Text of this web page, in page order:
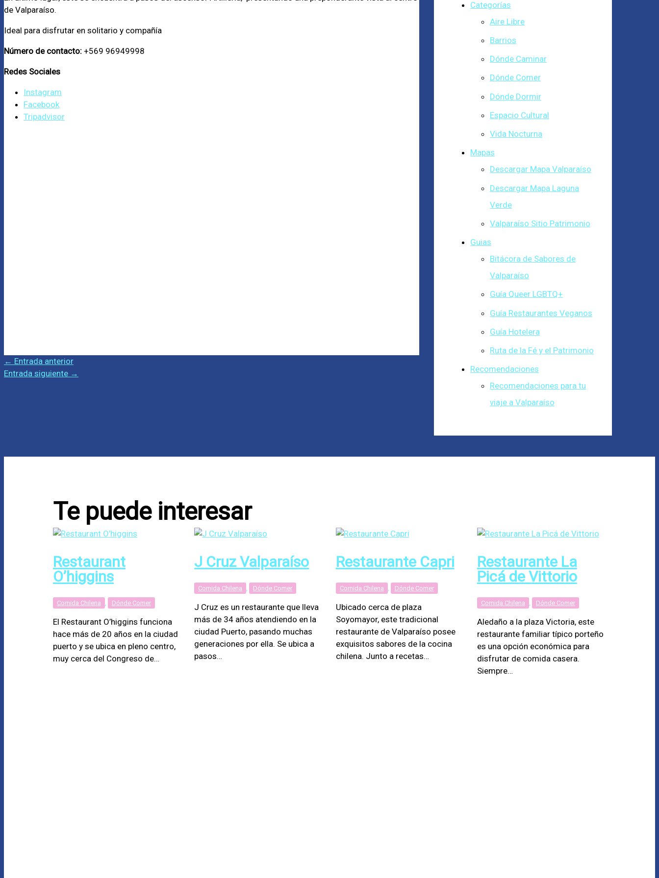
de Valparaíso.
Ideal para disfrutar en solitario y compañía
Número de contacto: +569 96949998
Redes Sociales
Instagram
Facebook
Tripadvisor
← Entrada anterior
Entrada siguiente →
Categorías
Aire Libre
Barrios
Dónde Caminar
Dónde Comer
Dónde Dormir
Espacio Cultural
Vida Nocturna
Mapas
Descargar Mapa Valparaíso
Descargar Mapa Laguna
Verde
Valparaíso Sitio Patrimonio
Guias
Bitácora de Sabores de
Valparaíso
Guía Queer LGBTQ+
Guía Restaurantes Veganos
Guía Hotelera
Ruta de la Fé y el Patrimonio
Recomendaciones
Recomendaciones para tu
viaje a Valparaíso
Te puede interesar
Restaurant
O’higgins
Comida Chilena Dónde Comer
El Restaurant O’higgins funciona
hace más de 20 años en la ciudad
puerto y se ubica en pleno centro,
muy cerca del Congreso de…
J Cruz Valparaíso
Comida Chilena Dónde Comer
J Cruz es un restaurante que lleva
más de 34 años atendiendo en la
ciudad Puerto, pasando muchas
generaciones por ella. Se ubica a
pasos…
Restaurante Capri
Comida Chilena Dónde Comer
Ubicado cerca de plaza
Soyomayor, este tradicional
restaurante de Valparaíso posee
exquisitos sabores de la cocina
chilena. Junto a recetas…
Restaurante La
Picá de Vittorio
Comida Chilena Dónde Comer
Aledaño a la plaza Victoria, este
restaurante familiar típico porteño
es una opción económica para
disfrutar de comida casera.
Siempre…